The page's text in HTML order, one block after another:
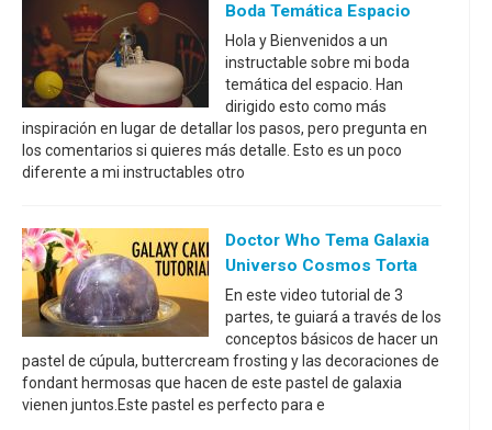
Boda Temática Espacio
Hola y Bienvenidos a un
instructable sobre mi boda
temática del espacio. Han
dirigido esto como más
inspiración en lugar de detallar los pasos, pero pregunta en
los comentarios si quieres más detalle. Esto es un poco
diferente a mi instructables otro
Doctor Who Tema Galaxia
Universo Cosmos Torta
En este video tutorial de 3
partes, te guiará a través de los
conceptos básicos de hacer un
pastel de cúpula, buttercream frosting y las decoraciones de
fondant hermosas que hacen de este pastel de galaxia
vienen juntos.Este pastel es perfecto para e